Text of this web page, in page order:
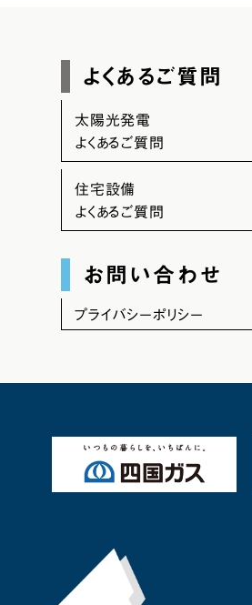
よくあるご質問
太陽光発電
よくあるご質問
住宅設備
よくあるご質問
お問い合わせ
プライバシーポリシー